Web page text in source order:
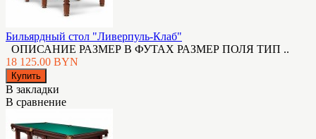
Бильярдный стол "Ливерпуль-Клаб"
ОПИСАНИЕ РАЗМЕР В ФУТАХ РАЗМЕР ПОЛЯ ТИП ..
18 125.00 BYN
В закладки
В сравнение